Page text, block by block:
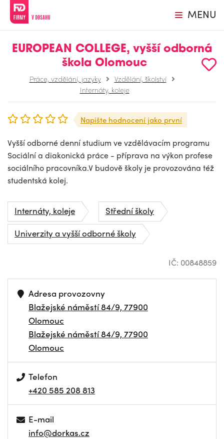
MENU
EUROPEAN COLLEGE, vyšší odborná
škola Olomouc
Práce, vzdělání, jazyky
Vzdělání, školství
Internáty, koleje
Napište hodnocení jako první
Vyšší odborné denní studium ve vzdělávacím programu
Sociální a diakonická práce - příprava na výkon profese
sociálního pracovníka.V budově školy je provozována též
studentská kolej.
Internáty, koleje
Střední školy
Univerzity a vyšší odborné školy
IČ: 00848859
Adresa provozovny
Blažejské náměstí 84/9, 77900
Olomouc
Blažejské náměstí 84/9, 77900
Olomouc
Telefon
+420 585 208 813
E-mail
info@dorkas.cz